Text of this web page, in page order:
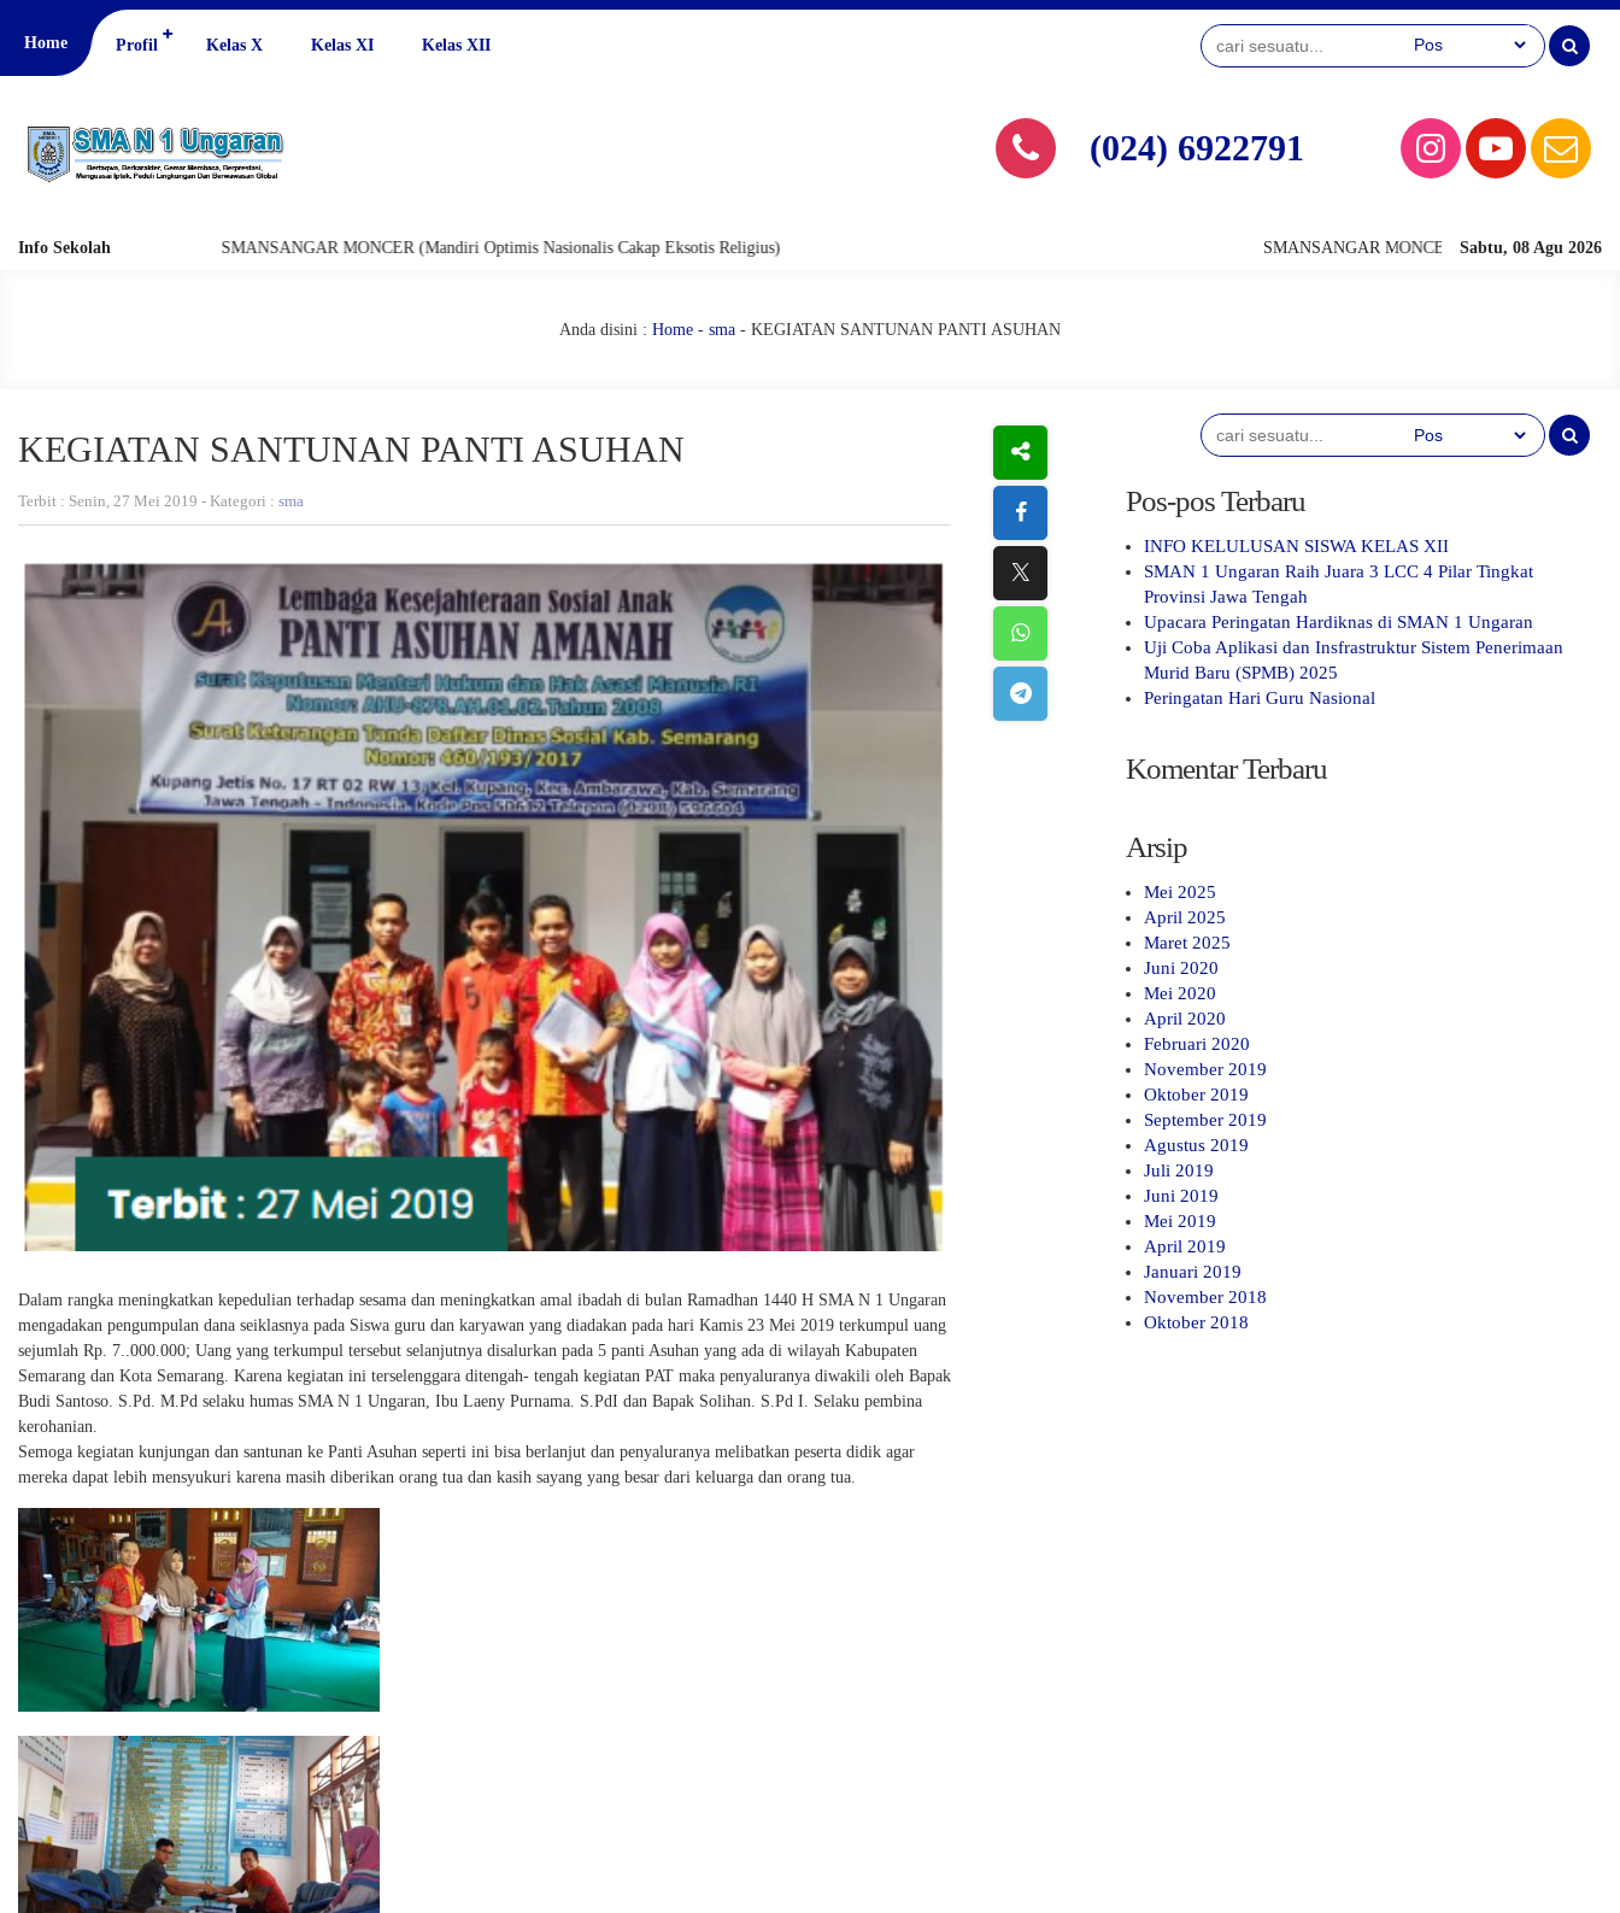
Home Profil Kelas X Kelas XI Kelas XII
(024) 6922791
Info Sekolah Sabtu, 08 Agu 2026
SMANSANGAR MONCER (Mandiri Optimis
SMANSANGAR MONCER (Mandiri Optimis Nasionalis Cakap Eksotis Religius)
Anda disini : Home - sma - KEGIATAN SANTUNAN PANTI ASUHAN
KEGIATAN SANTUNAN PANTI ASUHAN
Terbit : Senin, 27 Mei 2019 - Kategori : sma
Dalam rangka meningkatkan kepedulian terhadap sesama dan meningkatkan amal ibadah di bulan Ramadhan 1440 H SMA N 1 Ungaran
mengadakan pengumpulan dana seiklasnya pada Siswa guru dan karyawan yang diadakan pada hari Kamis 23 Mei 2019 terkumpul uang
sejumlah Rp. 7..000.000; Uang yang terkumpul tersebut selanjutnya disalurkan pada 5 panti Asuhan yang ada di wilayah Kabupaten
Semarang dan Kota Semarang. Karena kegiatan ini terselenggara ditengah- tengah kegiatan PAT maka penyaluranya diwakili oleh Bapak
Budi Santoso. S.Pd. M.Pd selaku humas SMA N 1 Ungaran, Ibu Laeny Purnama. S.PdI dan Bapak Solihan. S.Pd I. Selaku pembina
kerohanian.
Semoga kegiatan kunjungan dan santunan ke Panti Asuhan seperti ini bisa berlanjut dan penyaluranya melibatkan peserta didik agar
mereka dapat lebih mensyukuri karena masih diberikan orang tua dan kasih sayang yang besar dari keluarga dan orang tua.
Pos-pos Terbaru
INFO KELULUSAN SISWA KELAS XII
SMAN 1 Ungaran Raih Juara 3 LCC 4 Pilar Tingkat
Provinsi Jawa Tengah
Upacara Peringatan Hardiknas di SMAN 1 Ungaran
Uji Coba Aplikasi dan Insfrastruktur Sistem Penerimaan
Murid Baru (SPMB) 2025
Peringatan Hari Guru Nasional
Komentar Terbaru
Arsip
Mei 2025
April 2025
Maret 2025
Juni 2020
Mei 2020
April 2020
Februari 2020
November 2019
Oktober 2019
September 2019
Agustus 2019
Juli 2019
Juni 2019
Mei 2019
April 2019
Januari 2019
November 2018
Oktober 2018